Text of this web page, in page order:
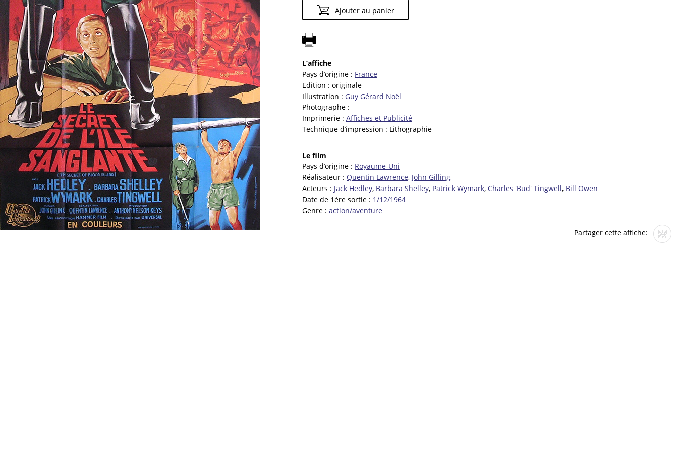
Ajouter au panier
L’affiche
Pays d’origine : France
Edition : originale
Illustration : Guy Gérard Noël
Photographe :
Imprimerie : Affiches et Publicité
Technique d’impression : Lithographie
Le film
Pays d’origine : Royaume-Uni
Réalisateur : Quentin Lawrence, John Gilling
Acteurs : Jack Hedley, Barbara Shelley, Patrick Wymark, Charles 'Bud' Tingwell, Bill Owen
Date de 1ère sortie : 1/12/1964
Genre : action/aventure
Partager cette affiche: